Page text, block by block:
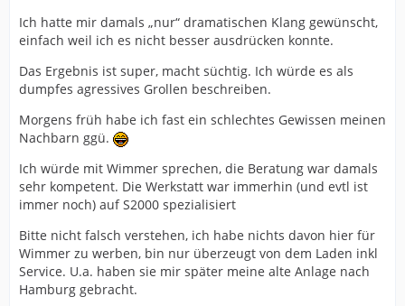
Ich hatte mir damals „nur“ dramatischen Klang gewünscht,
einfach weil ich es nicht besser ausdrücken konnte.
Das Ergebnis ist super, macht süchtig. Ich würde es als
dumpfes agressives Grollen beschreiben.
Morgens früh habe ich fast ein schlechtes Gewissen meinen
Nachbarn ggü.
Ich würde mit Wimmer sprechen, die Beratung war damals
sehr kompetent. Die Werkstatt war immerhin (und evtl ist
immer noch) auf S2000 spezialisiert
Bitte nicht falsch verstehen, ich habe nichts davon hier für
Wimmer zu werben, bin nur überzeugt von dem Laden inkl
Service. U.a. haben sie mir später meine alte Anlage nach
Hamburg gebracht.